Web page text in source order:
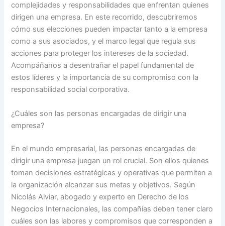
complejidades y responsabilidades que enfrentan quienes
dirigen una empresa. En este recorrido, descubriremos
cómo sus elecciones pueden impactar tanto a la empresa
como a sus asociados, y el marco legal que regula sus
acciones para proteger los intereses de la sociedad.
Acompáñanos a desentrañar el papel fundamental de
estos líderes y la importancia de su compromiso con la
responsabilidad social corporativa.
¿Cuáles son las personas encargadas de dirigir una
empresa?
En el mundo empresarial, las personas encargadas de
dirigir una empresa juegan un rol crucial. Son ellos quienes
toman decisiones estratégicas y operativas que permiten a
la organización alcanzar sus metas y objetivos. Según
Nicolás Alviar, abogado y experto en Derecho de los
Negocios Internacionales, las compañías deben tener claro
cuáles son las labores y compromisos que corresponden a